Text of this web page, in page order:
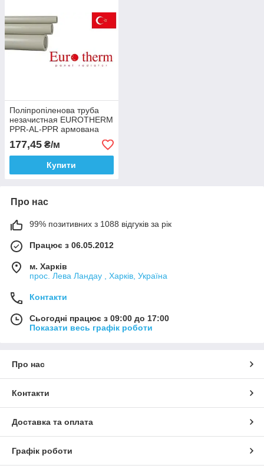
Поліпропіленова труба
незачистная EUROTHERM
PPR-AL-PPR армована
Stabi (композит) д. 50x6.5
177,45 ₴/м
Купити
Про нас
99% позитивних з 1088 відгуків за рік
Працює з 06.05.2012
м. Харків
прос. Лева Ландау , Харків, Україна
Контакти
Сьогодні працює з 09:00 до 17:00
Показати весь графік роботи
Про нас
Контакти
Доставка та оплата
Графік роботи